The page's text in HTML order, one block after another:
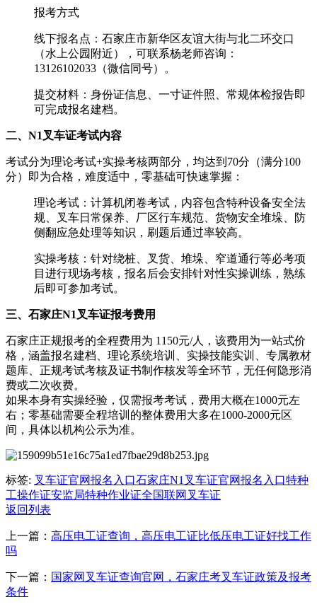
‌报考方式‌
线下报名点：石家庄市新华区友谊大街与北二环交口
（水上公园附近），可联系杨老师咨询：
13126102033（微信同号）。
提交材料：身份证信息、一寸证件照、常规体检报告即
可完成报名建档。
二、N1叉车证考试内容
考试分为‌理论考试+实操考核‌两部分，均达到70分（满分100
分）即为合格，难度适中，零基础可快速掌握：
‌理论考试‌：计算机闭卷考试，内容包含特种设备安全法
规、叉车日常保养、厂区行车规范、货物安全堆垛、防
侧翻应急处理等知识，刷题后通过率较高。
‌实操考核‌：针对绕桩、叉货、堆垛、窄道通行等必考项
目进行现场考核，报名后会安排针对性实操训练，熟练
后即可参加考试。
三、石家庄N1叉车证报考费用
石家庄正规报考的全程费用为 ‌1150元/人‌，该费用为一站式价
格，涵盖报名建档、理论系统培训、实操技能实训、专属教材
题库、正规考试考核及证书制作核发等全环节，无任何隐形消
费或二次收费。
如果本身有实操经验，仅需报考考试，费用大概在1000元左
右；零基础需要全程培训的整体费用大多在1000-2000元区
间，具体以机构公示为准。
标签: 叉车证官网报名入口石家庄N1叉车证官网报名入口特种
工操作证安监局特种作业证全国联网 叉车证
返回列表
上一篇： 高压电工证查询，高压电工证比低压电工证好找工作
吗
下一篇： 国家网叉车证查询官网，石家庄考叉车证政策及报考
条件